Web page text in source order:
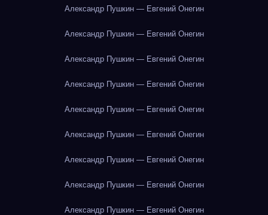
Александр Пушкин — Евгений Онегин
Александр Пушкин — Евгений Онегин
Александр Пушкин — Евгений Онегин
Александр Пушкин — Евгений Онегин
Александр Пушкин — Евгений Онегин
Александр Пушкин — Евгений Онегин
Александр Пушкин — Евгений Онегин
Александр Пушкин — Евгений Онегин
Александр Пушкин — Евгений Онегин